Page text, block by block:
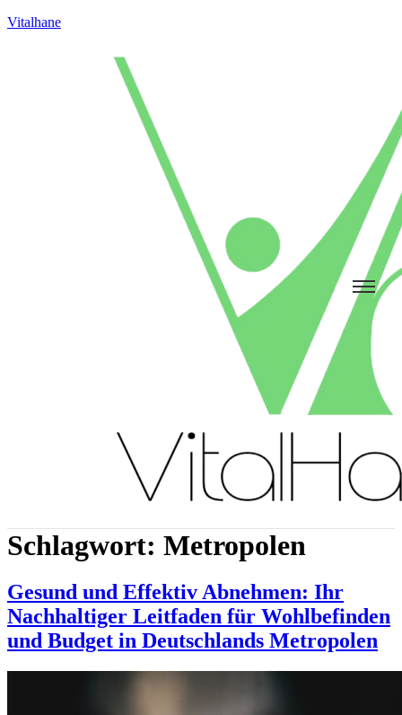
Vitalhane
Schlagwort: Metropolen
Gesund und Effektiv Abnehmen: Ihr
Nachhaltiger Leitfaden für Wohlbefinden
und Budget in Deutschlands Metropolen